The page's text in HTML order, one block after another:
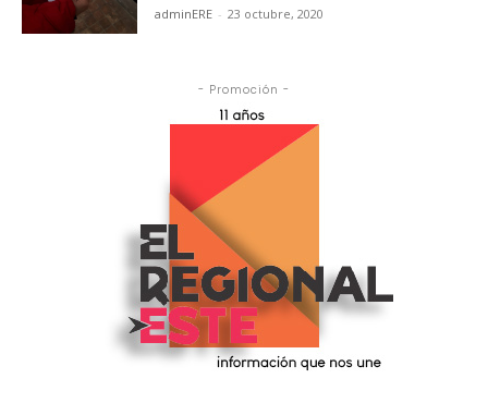
adminERE - 23 octubre, 2020
- Promoción -